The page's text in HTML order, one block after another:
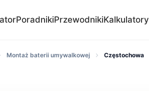
PoradnikiPrzewodnikiKalkulatory
Montaż baterii umywalkowej Częstochowa